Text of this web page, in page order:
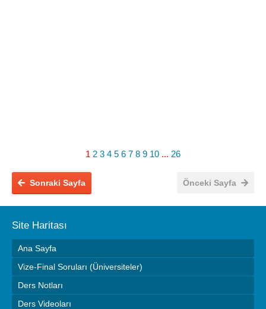
1 2 3 4 5 6 7 8 9 10 ... 26
Önceki Sayfa
Sonraki Sayfa
Site Haritası
Ana Sayfa
Vize-Final Soruları (Üniversiteler)
Ders Notları
Ders Videoları